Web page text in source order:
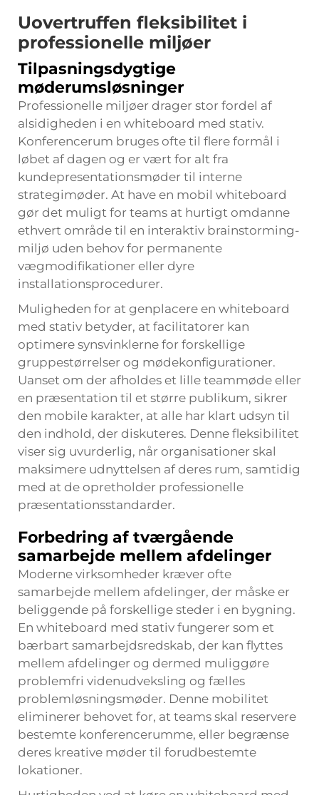
Uovertruffen fleksibilitet i
professionelle miljøer
Tilpasningsdygtige
møderumsløsninger
Professionelle miljøer drager stor fordel af
alsidigheden i en whiteboard med stativ.
Konferencerum bruges ofte til flere formål i
løbet af dagen og er vært for alt fra
kundepresentationsmøder til interne
strategimøder. At have en mobil whiteboard
gør det muligt for teams at hurtigt omdanne
ethvert område til en interaktiv brainstorming-
miljø uden behov for permanente
vægmodifikationer eller dyre
installationsprocedurer.
Muligheden for at genplacere en whiteboard
med stativ betyder, at facilitatorer kan
optimere synsvinklerne for forskellige
gruppestørrelser og mødekonfigurationer.
Uanset om der afholdes et lille teammøde eller
en præsentation til et større publikum, sikrer
den mobile karakter, at alle har klart udsyn til
den indhold, der diskuteres. Denne fleksibilitet
viser sig uvurderlig, når organisationer skal
maksimere udnyttelsen af deres rum, samtidig
med at de opretholder professionelle
præsentationsstandarder.
Forbedring af tværgående
samarbejde mellem afdelinger
Moderne virksomheder kræver ofte
samarbejde mellem afdelinger, der måske er
beliggende på forskellige steder i en bygning.
En whiteboard med stativ fungerer som et
bærbart samarbejdsredskab, der kan flyttes
mellem afdelinger og dermed muliggøre
problemfri videnudveksling og fælles
problemløsningsmøder. Denne mobilitet
eliminerer behovet for, at teams skal reservere
bestemte konferencerumme, eller begrænse
deres kreative møder til forudbestemte
lokationer.